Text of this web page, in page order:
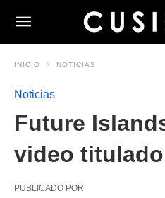
INICIO NOTICIAS
Noticias
Future
video titulado
PUBLICADO POR